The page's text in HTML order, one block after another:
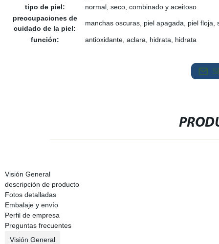
tipo de piel:
normal, seco, combinado y aceitoso
preocupaciones de
cuidado de la piel:
manchas oscuras, piel apagada, piel floja,
función: antioxidante, aclara, hidrata, hidrata
Visión General
descripción de producto
Fotos detalladas
Embalaje y envío
Perfil de empresa
Preguntas frecuentes
Visión General